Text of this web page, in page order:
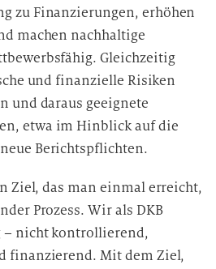
zu Finanzierungen, erhöhen
machen nachhaltige
Gleichzeitig
und finanzielle Risiken
und daraus geeignete
etwa im Hinblick auf die
Berichtspflichten.
Ziel, das man einmal erreicht,
Prozess. Wir als DKB
– nicht kontrollierend,
finanzierend. Mit dem Ziel,